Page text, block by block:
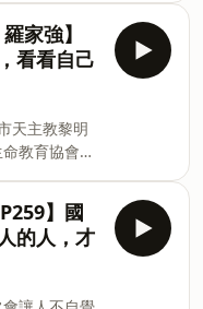
※ 《聖
xmnews?
法鼓
--
來的佛教，
殺、放生的
和當代士人
更是影響了
集，
另一位重要
可禪師，又
其實指的都
不喜見婦
立消，自是
家強】
看看自己
天主教黎明
教育協會理
廣教育中心
一個彎，把
後，你才明
的位置。
】國
的人，才